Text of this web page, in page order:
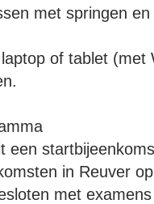
met springen
of tablet (met
een
in Reuver
met